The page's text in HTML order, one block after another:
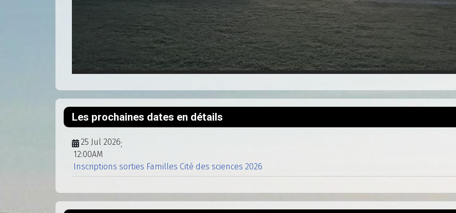
Les prochaines dates en détails
25 Jul 2026;
12:00AM
Inscriptions sorties Familles Cité des sciences 2026